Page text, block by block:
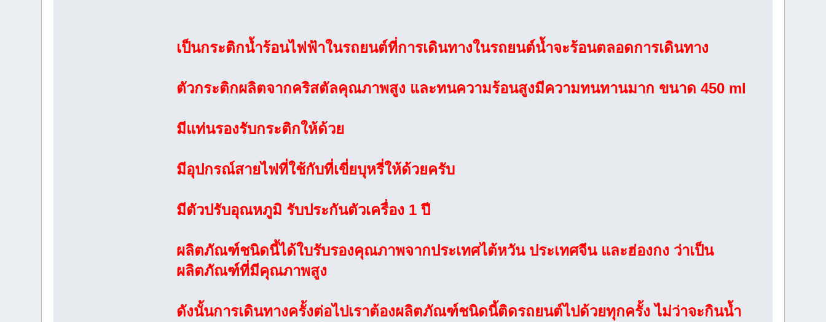
เป็นกระติกน้ำร้อนไฟฟ้าในรถยนต์ที่การเดินทางในรถยนต์น้ำจะร้อนตลอดการเดินทาง
ตัวกระติกผลิตจากคริสตัลคุณภาพสูง และทนความร้อนสูงมีความทนทานมาก ขนาด 450 ml
มีแท่นรองรับกระติกให้ด้วย
มีอุปกรณ์สายไฟที่ใช้กับที่เขี่ยบุหรี่ให้ด้วยครับ
มีตัวปรับอุณหภูมิ รับประกันตัวเครื่อง 1 ปี
ผลิตภัณฑ์ชนิดนี้ได้ใบรับรองคุณภาพจากประเทศไต้หวัน ประเทศจีน และฮ่องกง ว่าเป็น
ผลิตภัณฑ์ที่มีคุณภาพสูง
ดังนั้นการเดินทางครั้งต่อไปเราต้องผลิตภัณฑ์ชนิดนี้ติดรถยนต์ไปด้วยทุกครั้ง ไม่ว่าจะกินน้ำ